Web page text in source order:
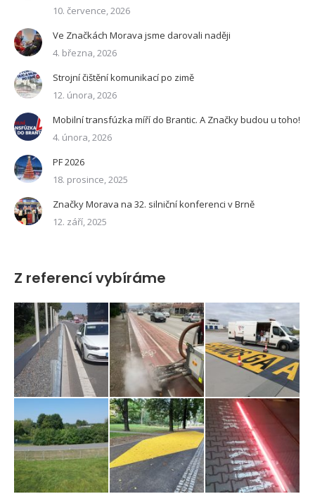
10. července, 2026
Ve Značkách Morava jsme darovali naději
4. března, 2026
Strojní čištění komunikací po zimě
12. února, 2026
Mobilní transfúzka míří do Brantic. A Značky budou u toho!
4. února, 2026
PF 2026
18. prosince, 2025
Značky Morava na 32. silniční konferenci v Brně
12. září, 2025
Z referencí vybíráme